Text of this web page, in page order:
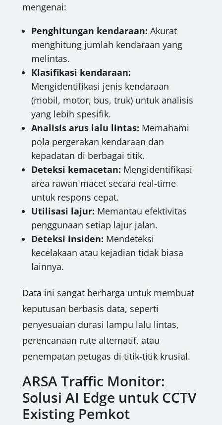
mengenai:
Penghitungan kendaraan: Akurat
menghitung jumlah kendaraan yang
melintas.
Klasifikasi kendaraan:
Mengidentifikasi jenis kendaraan
(mobil, motor, bus, truk) untuk analisis
yang lebih spesifik.
Analisis arus lalu lintas: Memahami
pola pergerakan kendaraan dan
kepadatan di berbagai titik.
Deteksi kemacetan: Mengidentifikasi
area rawan macet secara real-time
untuk respons cepat.
Utilisasi lajur: Memantau efektivitas
penggunaan setiap lajur jalan.
Deteksi insiden: Mendeteksi
kecelakaan atau kejadian tidak biasa
lainnya.
Data ini sangat berharga untuk membuat
keputusan berbasis data, seperti
penyesuaian durasi lampu lalu lintas,
perencanaan rute alternatif, atau
penempatan petugas di titik-titik krusial.
ARSA Traffic Monitor:
Solusi AI Edge untuk CCTV
Existing Pemkot